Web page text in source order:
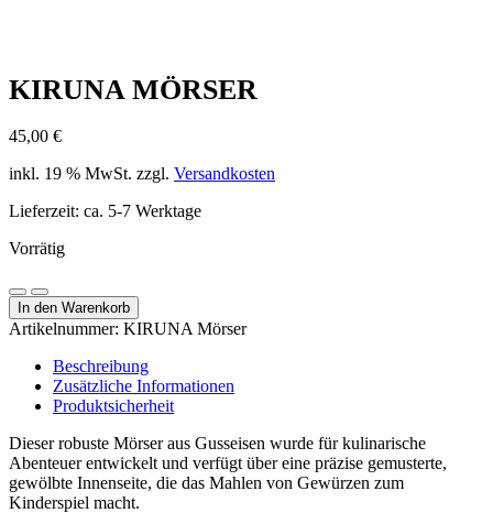
KIRUNA MÖRSER
45,00 €
inkl. 19 % MwSt. zzgl. Versandkosten
Lieferzeit: ca. 5-7 Werktage
Vorrätig
Menge
verringern
KIRUNA
Mörser
Menge
Menge
erhöhen
In den Warenkorb
Artikelnummer: KIRUNA Mörser
Beschreibung
Zusätzliche Informationen
Produktsicherheit
Dieser robuste Mörser aus Gusseisen wurde für kulinarische
Abenteuer entwickelt und verfügt über eine präzise gemusterte,
gewölbte Innenseite, die das Mahlen von Gewürzen zum
Kinderspiel macht.